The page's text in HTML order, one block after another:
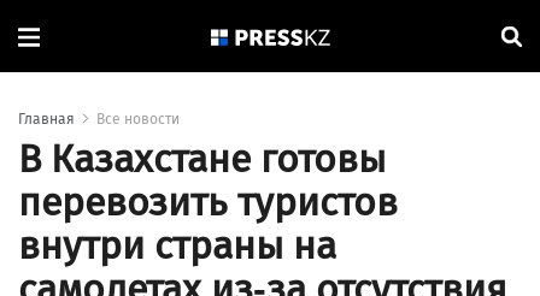
Главная Все новости
В Казахстане готовы
перевозить туристов
внутри страны на